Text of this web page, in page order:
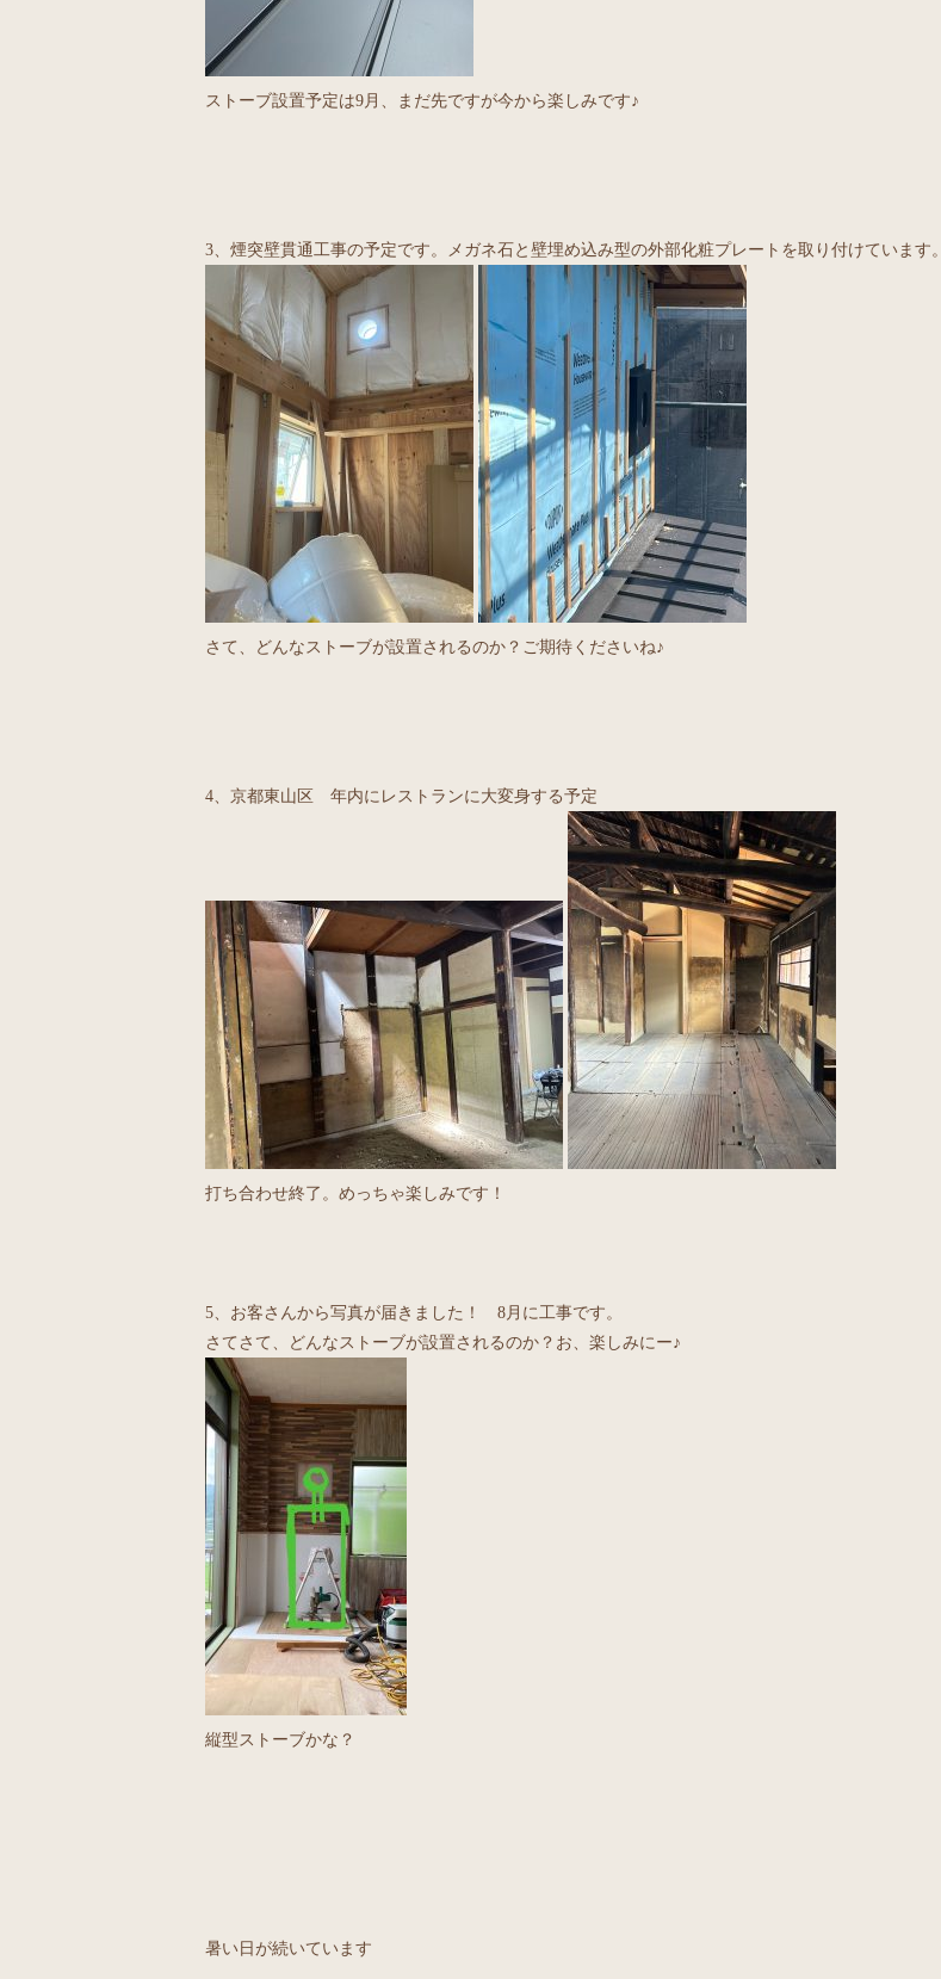
ストーブ設置予定は9月、まだ先ですが今から楽しみです♪
3、煙突壁貫通工事の予定です。メガネ石と壁埋め込み型の外部化粧プレートを取り付けています。
さて、どんなストーブが設置されるのか？ご期待くださいね♪
4、京都東山区 年内にレストランに大変身する予定
打ち合わせ終了。めっちゃ楽しみです！
5、お客さんから写真が届きました！ 8月に工事です。
さてさて、どんなストーブが設置されるのか？お、楽しみにー♪
縦型ストーブかな？
暑い日が続いています